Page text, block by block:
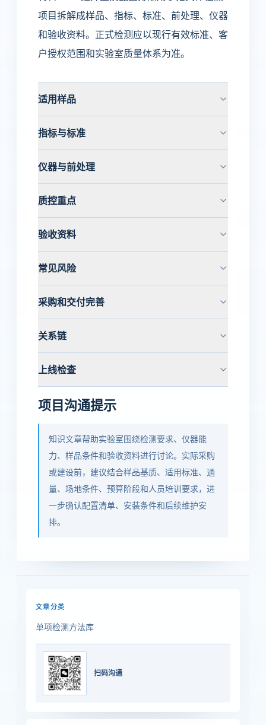
项目拆解成样品、指标、标准、前处理、仪器
和验收资料。正式检测应以现行有效标准、客
户授权范围和实验室质量体系为准。
适用样品
指标与标准
仪器与前处理
质控重点
验收资料
常见风险
采购和交付完善
关系链
上线检查
项目沟通提示
知识文章帮助实验室围绕检测要求、仪器能
力、样品条件和验收资料进行讨论。实际采购
或建设前，建议结合样品基质、适用标准、通
量、场地条件、预算阶段和人员培训要求，进
一步确认配置清单、安装条件和后续维护安
排。
文章分类
单项检测方法库
扫码沟通